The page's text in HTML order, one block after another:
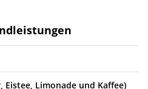
Eistee, Limonade und Kaffee)